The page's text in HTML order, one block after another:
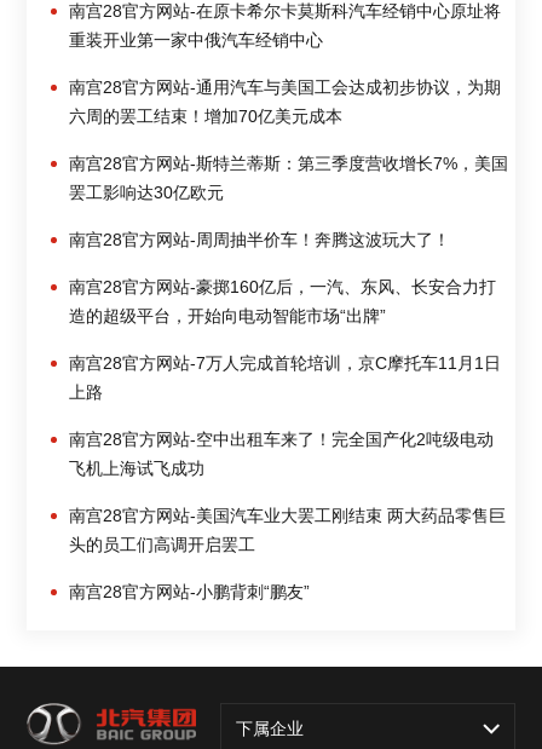
南宫28官方网站-在原卡希尔卡莫斯科汽车经销中心原址将
重装开业第一家中俄汽车经销中心
南宫28官方网站-通用汽车与美国工会达成初步协议，为期
六周的罢工结束！增加70亿美元成本
南宫28官方网站-斯特兰蒂斯：第三季度营收增长7%，美国
罢工影响达30亿欧元
南宫28官方网站-周周抽半价车！奔腾这波玩大了！
南宫28官方网站-豪掷160亿后，一汽、东风、长安合力打
造的超级平台，开始向电动智能市场“出牌”
南宫28官方网站-7万人完成首轮培训，京C摩托车11月1日
上路
南宫28官方网站-空中出租车来了！完全国产化2吨级电动
飞机上海试飞成功
南宫28官方网站-美国汽车业大罢工刚结束 两大药品零售巨
头的员工们高调开启罢工
南宫28官方网站-小鹏背刺“鹏友”
下属企业